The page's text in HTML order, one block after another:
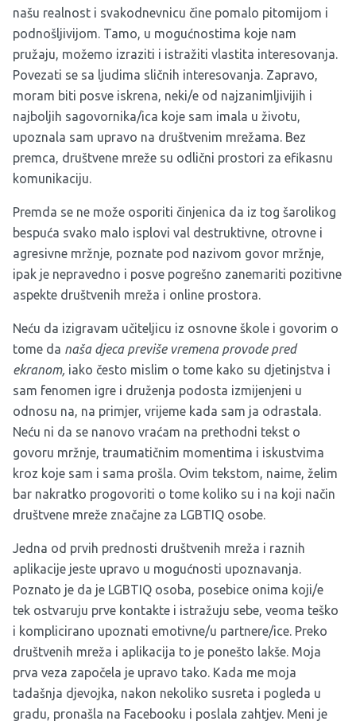
našu realnost i svakodnevnicu čine pomalo pitomijom i
podnošljivijom. Tamo, u mogućnostima koje nam
pružaju, možemo izraziti i istražiti vlastita interesovanja.
Povezati se sa ljudima sličnih interesovanja. Zapravo,
moram biti posve iskrena, neki/e od najzanimljivijih i
najboljih sagovornika/ica koje sam imala u životu,
upoznala sam upravo na društvenim mrežama. Bez
premca, društvene mreže su odlični prostori za efikasnu
komunikaciju.
Premda se ne može osporiti činjenica da iz tog šarolikog
bespuća svako malo isplovi val destruktivne, otrovne i
agresivne mržnje, poznate pod nazivom govor mržnje,
ipak je nepravedno i posve pogrešno zanemariti pozitivne
aspekte društvenih mreža i online prostora.
Neću da izigravam učiteljicu iz osnovne škole i govorim o
tome da naša djeca previše vremena provode pred
ekranom, iako često mislim o tome kako su djetinjstva i
sam fenomen igre i druženja podosta izmijenjeni u
odnosu na, na primjer, vrijeme kada sam ja odrastala.
Neću ni da se nanovo vraćam na prethodni tekst o
govoru mržnje, traumatičnim momentima i iskustvima
kroz koje sam i sama prošla. Ovim tekstom, naime, želim
bar nakratko progovoriti o tome koliko su i na koji način
društvene mreže značajne za LGBTIQ osobe.
Jedna od prvih prednosti društvenih mreža i raznih
aplikacije jeste upravo u mogućnosti upoznavanja.
Poznato je da je LGBTIQ osoba, posebice onima koji/e
tek ostvaruju prve kontakte i istražuju sebe, veoma teško
i komplicirano upoznati emotivne/u partnere/ice. Preko
društvenih mreža i aplikacija to je ponešto lakše. Moja
prva veza započela je upravo tako. Kada me moja
tadašnja djevojka, nakon nekoliko susreta i pogleda u
gradu, pronašla na Facebooku i poslala zahtjev. Meni je